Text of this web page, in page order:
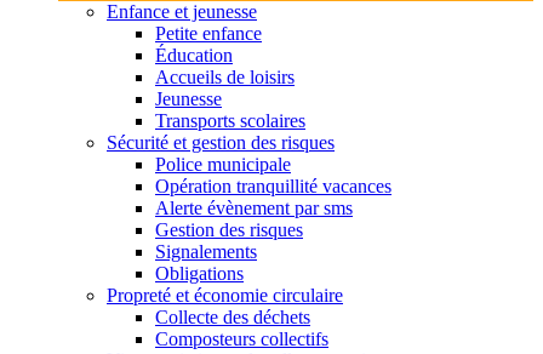
Enfance et jeunesse
Petite enfance
Éducation
Accueils de loisirs
Jeunesse
Transports scolaires
Sécurité et gestion des risques
Police municipale
Opération tranquillité vacances
Alerte évènement par sms
Gestion des risques
Signalements
Obligations
Propreté et économie circulaire
Collecte des déchets
Composteurs collectifs